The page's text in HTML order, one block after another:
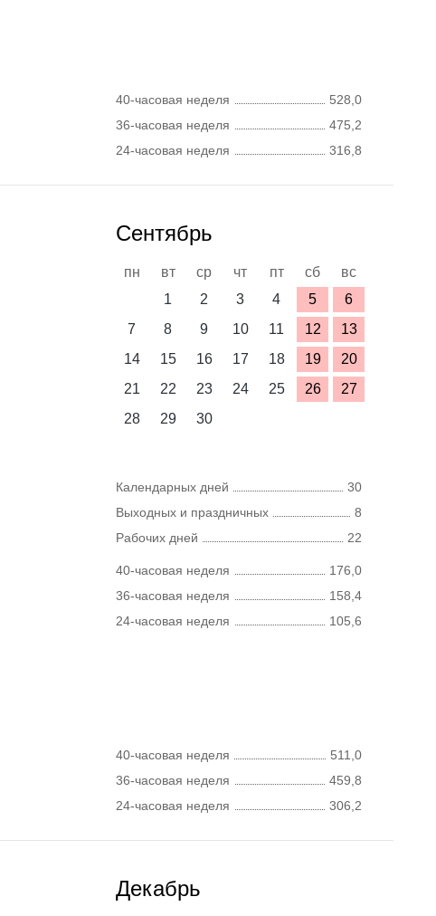
40-часовая неделя
528,0
36-часовая неделя
475,2
24-часовая неделя
316,8
Сентябрь
пн вт ср чт пт сб
вс
1
2 3 4 5
6
7
8 9 10 11 12
13
14
15 16 17 18 19
20
21
22 23 24 25 26
27
28
29 30
Календарных дней
30
Выходных и праздничных
8
Рабочих дней
22
40-часовая неделя
176,0
36-часовая неделя
158,4
24-часовая неделя
105,6
40-часовая неделя
511,0
36-часовая неделя
459,8
24-часовая неделя
306,2
Декабрь